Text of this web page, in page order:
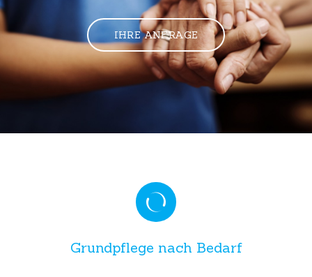
IHRE ANFRAGE
Grundpflege nach Bedarf